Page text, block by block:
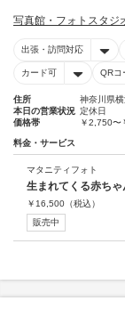
写真館・フォトスタジ
出張・訪問対応
カード可 QRコ
住所
神奈川県
本日の営業状況 定休日
価格帯
￥2,750〜
料金・サービス
マタニティフォト
生まれてくる赤ち
￥ 16,500 （税込）
販売中